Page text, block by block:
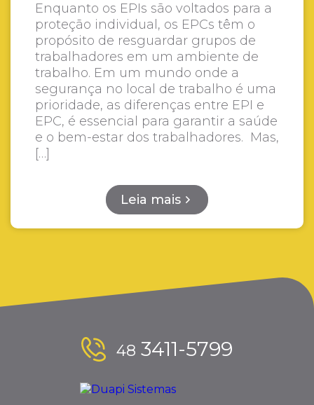
Enquanto os EPIs são voltados para a
proteção individual, os EPCs têm o
propósito de resguardar grupos de
trabalhadores em um ambiente de
trabalho. Em um mundo onde a
segurança no local de trabalho é uma
prioridade, as diferenças entre EPI e
EPC, é essencial para garantir a saúde
e o bem-estar dos trabalhadores. Mas,
[…]
Leia mais
48 3411-5799